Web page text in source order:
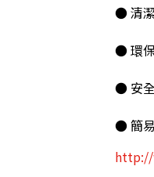
● 清
● 環
● 安
● 簡